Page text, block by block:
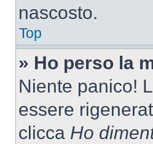
nascosto.
Top
» Ho perso la
Niente panico!
essere
clicca Ho